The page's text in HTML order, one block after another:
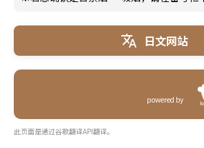
日文网站
powered by
此页面是通过谷歌翻译API翻译。